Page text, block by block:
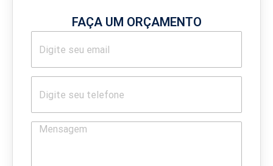
FAÇA UM ORÇAMENTO